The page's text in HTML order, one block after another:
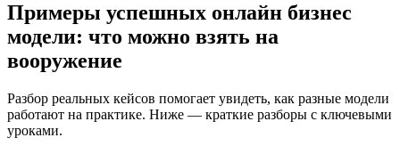
Примеры успешных онлайн бизнес
модели: что можно взять на
вооружение
Разбор реальных кейсов помогает увидеть, как разные модели
работают на практике. Ниже — краткие разборы с ключевыми
уроками.